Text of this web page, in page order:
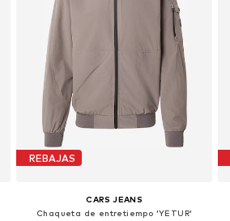
REBAJAS
CARS JEANS
Chaqueta de entretiempo 'YETUR'